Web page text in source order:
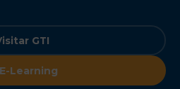
GTI
E-Learning